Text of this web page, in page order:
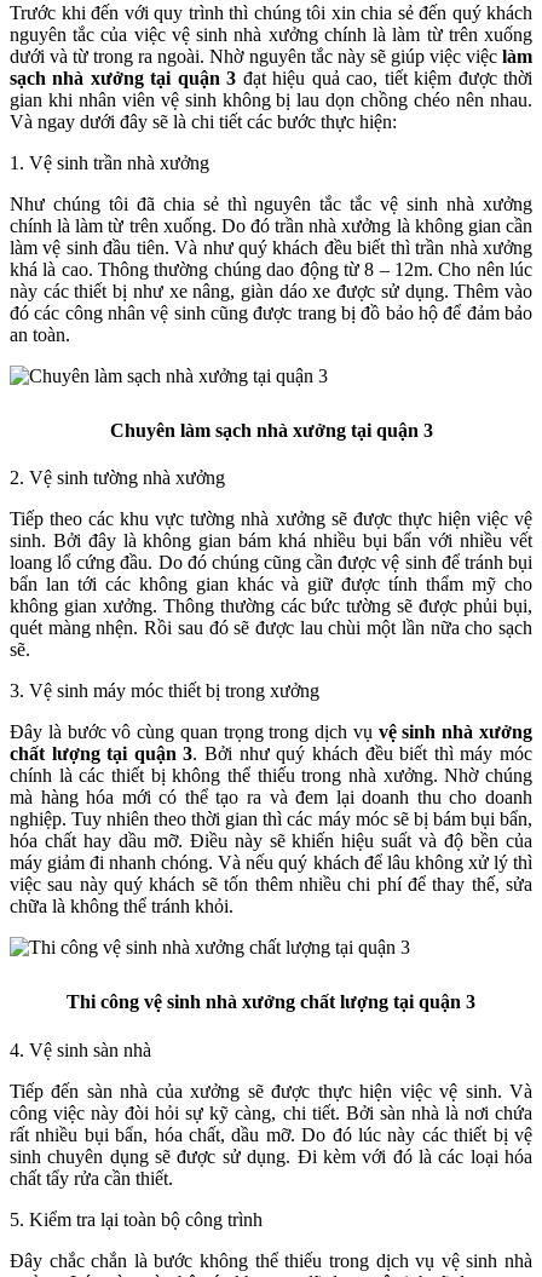
Trước khi đến với quy trình thì chúng tôi xin chia sẻ đến quý khách
nguyên tắc của việc vệ sinh nhà xưởng chính là làm từ trên xuống
dưới và từ trong ra ngoài. Nhờ nguyên tắc này sẽ giúp việc việc làm
sạch nhà xưởng tại quận 3 đạt hiệu quả cao, tiết kiệm được thời
gian khi nhân viên vệ sinh không bị lau dọn chồng chéo nên nhau.
Và ngay dưới đây sẽ là chi tiết các bước thực hiện:
1. Vệ sinh trần nhà xưởng
Như chúng tôi đã chia sẻ thì nguyên tắc tắc vệ sinh nhà xưởng
chính là làm từ trên xuống. Do đó trần nhà xưởng là không gian cần
làm vệ sinh đầu tiên. Và như quý khách đều biết thì trần nhà xưởng
khá là cao. Thông thường chúng dao động từ 8 – 12m. Cho nên lúc
này các thiết bị như xe nâng, giàn dáo xe được sử dụng. Thêm vào
đó các công nhân vệ sinh cũng được trang bị đồ bảo hộ để đảm bảo
an toàn.
Chuyên làm sạch nhà xưởng tại quận 3
2. Vệ sinh tường nhà xưởng
Tiếp theo các khu vực tường nhà xưởng sẽ được thực hiện việc vệ
sinh. Bởi đây là không gian bám khá nhiều bụi bẩn với nhiều vết
loang lổ cứng đầu. Do đó chúng cũng cần được vệ sinh để tránh bụi
bẩn lan tới các không gian khác và giữ được tính thẩm mỹ cho
không gian xưởng. Thông thường các bức tường sẽ được phủi bụi,
quét màng nhện. Rồi sau đó sẽ được lau chùi một lần nữa cho sạch
sẽ.
3. Vệ sinh máy móc thiết bị trong xưởng
Đây là bước vô cùng quan trọng trong dịch vụvệ sinh nhà xưởng
chất lượng tại quận 3. Bởi như quý khách đều biết thì máy móc
chính là các thiết bị không thể thiếu trong nhà xưởng. Nhờ chúng
mà hàng hóa mới có thể tạo ra và đem lại doanh thu cho doanh
nghiệp. Tuy nhiên theo thời gian thì các máy móc sẽ bị bám bụi bẩn,
hóa chất hay dầu mỡ. Điều này sẽ khiến hiệu suất và độ bền của
máy giảm đi nhanh chóng. Và nếu quý khách để lâu không xử lý thì
việc sau này quý khách sẽ tốn thêm nhiều chi phí để thay thế, sửa
chữa là không thể tránh khỏi.
Thi công vệ sinh nhà xưởng chất lượng tại quận 3
4. Vệ sinh sàn nhà
Tiếp đến sàn nhà của xưởng sẽ được thực hiện việc vệ sinh. Và
công việc này đòi hỏi sự kỹ càng, chi tiết. Bởi sàn nhà là nơi chứa
rất nhiều bụi bẩn, hóa chất, dầu mỡ. Do đó lúc này các thiết bị vệ
sinh chuyên dụng sẽ được sử dụng. Đi kèm với đó là các loại hóa
chất tẩy rửa cần thiết.
5. Kiểm tra lại toàn bộ công trình
Đây chắc chắn là bước không thể thiếu trong dịch vụ vệ sinh nhà